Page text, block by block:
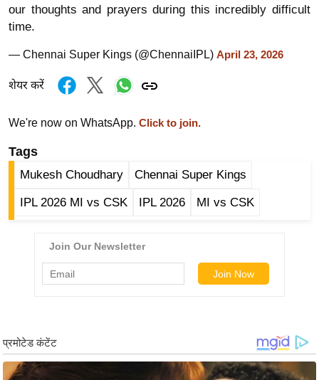
यं
इं
या
सा
त्य
ज
त
ब्री
फ
our thoughts and prayers during this incredibly difficult
time.
— Chennai Super Kings (@ChennaiIPL) April 23, 2026
शेयर करें
We're now on WhatsApp. Click to join.
Tags
Mukesh Choudhary Chennai Super Kings
IPL 2026 MI vs CSK IPL 2026 MI vs CSK